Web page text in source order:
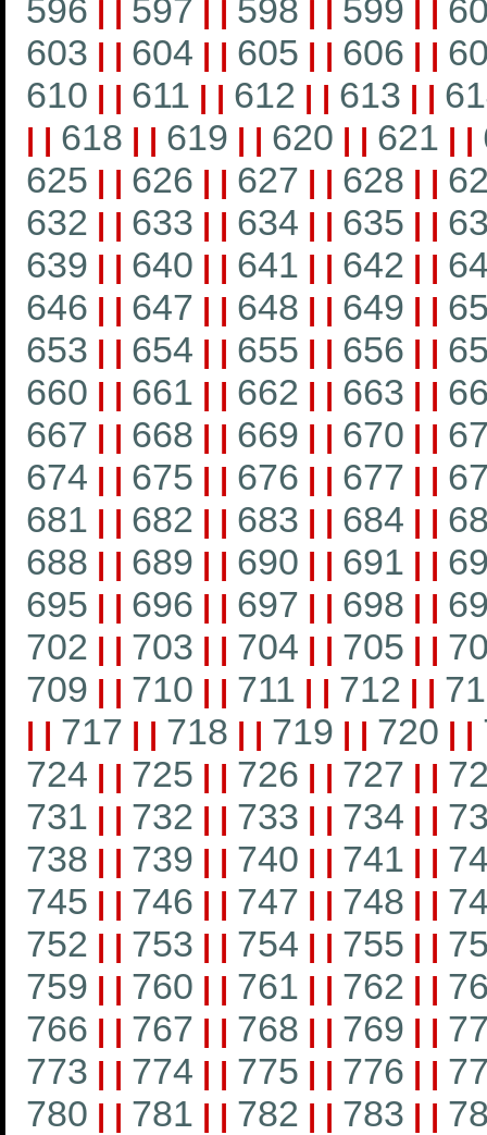
596 | | 597 | | 598 | | 599 | |
603 | | 604 | | 605 | | 606 | |
610 | | 611 | | 612 | | 613 | |
| | 618 | | 619 | | 620 | | 621 | |
625 | | 626 | | 627 | | 628 | |
632 | | 633 | | 634 | | 635 | |
639 | | 640 | | 641 | | 642 | |
646 | | 647 | | 648 | | 649 | |
653 | | 654 | | 655 | | 656 | |
660 | | 661 | | 662 | | 663 | |
667 | | 668 | | 669 | | 670 | |
674 | | 675 | | 676 | | 677 | |
681 | | 682 | | 683 | | 684 | |
688 | | 689 | | 690 | | 691 | |
695 | | 696 | | 697 | | 698 | |
702 | | 703 | | 704 | | 705 | |
709 | | 710 | | 711 | | 712 | |
| | 717 | | 718 | | 719 | | 720 | |
724 | | 725 | | 726 | | 727 | |
731 | | 732 | | 733 | | 734 | |
738 | | 739 | | 740 | | 741 | |
745 | | 746 | | 747 | | 748 | |
752 | | 753 | | 754 | | 755 | |
759 | | 760 | | 761 | | 762 | |
766 | | 767 | | 768 | | 769 | |
773 | | 774 | | 775 | | 776 | |
780 | | 781 | | 782 | | 783 | |